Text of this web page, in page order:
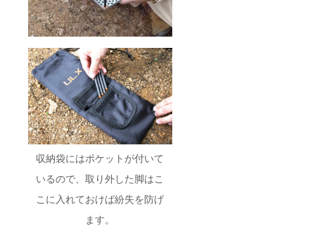
収納袋にはポケットが付いて
いるので、取り外した脚はこ
こに入れておけば紛失を防げ
ます。